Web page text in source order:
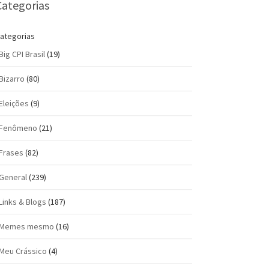
CPI Brasil(19)
(80)
(9)
(21)
(82)
(239)
& Blogs (187)
mesmo (16)
Crássico (4)